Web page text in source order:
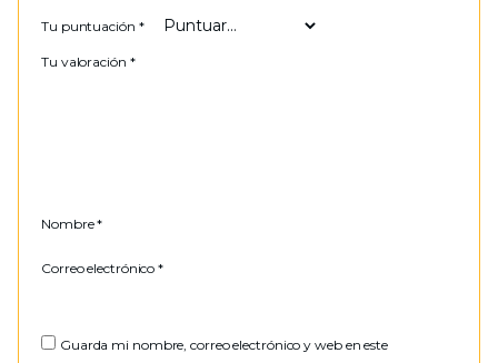
Tu puntuación *
Tu valoración *
Nombre*
Correo electrónico*
Guarda mi nombre, correo electrónico y web en este